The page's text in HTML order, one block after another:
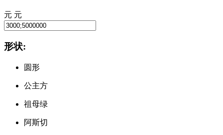
元 元
形状:
圆形
公主方
祖母绿
阿斯切